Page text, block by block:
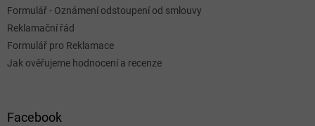
Formulář - Oznámení odstoupení od smlouvy
Reklamační řád
Formulář pro Reklamace
Jak ověřujeme hodnocení a recenze
Facebook